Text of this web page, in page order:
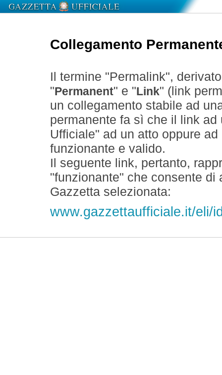
Collegamento
Il termine "Permalink",
" Permanent" e " Link" (link
un collegamento stabile ad
permanente fa sì che il link
Ufficiale" ad un atto oppure
funzionante e valido.
Il seguente link, pertanto,
"funzionante" che consente
Gazzetta selezionata:
www.gazzettaufficiale.it/eli/